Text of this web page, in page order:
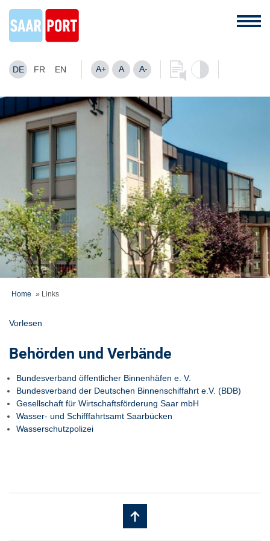
DE FR EN A+ A A-
Home » Links
Vorlesen
Behörden und Verbände
Bundesverband öffentlicher Binnenhäfen e. V.
Bundesverband der Deutschen Binnenschiffahrt e.V. (BDB)
Gesellschaft für Wirtschaftsförderung Saar mbH
Wasser- und Schifffahrtsamt Saarbücken
Wasserschutzpolizei